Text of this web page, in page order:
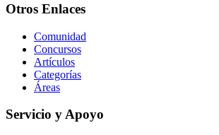
Otros Enlaces
Comunidad
Concursos
Artículos
Categorías
Áreas
Servicio y Apoyo